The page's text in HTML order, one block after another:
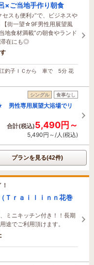
×ご当地手作り朝食
スも便利♪”で、ビジネスや
【街一望☆9F男性用展望風
地食材満載”の朝食やランド
滞在にも◎
釣子ＩＣから 車で 5分 花
シングル 食事なし
男性専用展望大浴場でリ
合計(税込)5,490円～
5,490円～/人(税込)
プランを見る(42件)
Ｔｒａｉｌｉｎｎ花巻
ミニキッチン付き！！長期
途でご利用頂けます。